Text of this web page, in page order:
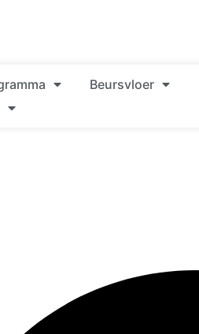
Beursvloer